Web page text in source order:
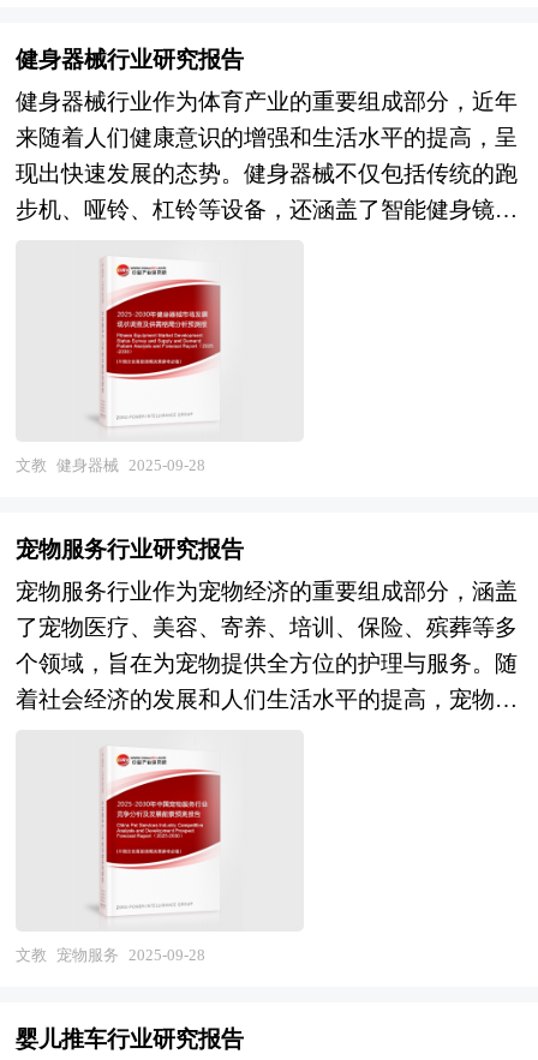
析，是企业进行市场研究工作时不可或缺的重要参
考资料，同时也可作为金融机构进行信贷分析、证
券分析、投资分析等研究工作时的参考依据。
的助手。在形式上，报告以丰富的数据和图表为
话。报告附加了与行业相关的数据、政策法规目
录、主要企业信息及行业的大事记等，为投资者和
业界人士提供了一幅生动的行业全景图。 本研究
咨询报告由中研普华咨询公司领衔撰写，在大量周
密的市场调研基础上，主要依据了国家统计局、国
家商务部、国家发改委、国家经济信息中心、国务
院发展研究中心、国家海关总署、全国商业信息中
心、中国经济景气监测中心、中国行业研究网、全
国及海外相关报刊杂志的基础信息以及智能眼镜行
业研究单位等公布和提供的大量资料。报告对我国
智能眼镜行业的供需状况、发展现状、子行业发展
业的发展现状、如何面对行业的发展挑战、行业的
发展建议、行业竞争力，以及行业的投资分析和趋
势预测等等。报告还综合了智能眼镜行业的整体发
展动态，对行业在产品方面提供了参考建议和具体
解决办法。报告对于智能眼镜产品生产企业、经销
重要的参考价值，对于研究我国智能眼镜行业发展
规律、提高企业的运营效率、促进企业的发展壮大
有学术和实践的双重意义。
健身器械行业研究报告
健身器械行业作为体育产业的重要组成部分，近年
来随着人们健康意识的增强和生活水平的提高，呈
现出快速发展的态势。健身器械不仅包括传统的跑
步机、哑铃、杠铃等设备，还涵盖了智能健身镜、
可穿戴健身设备等新兴产品。这些器械广泛应用于
家庭、健身房、社区中心等多个场景，为人们提供
了多样化的健身选择。目前，中国健身器械行业正
处于转型升级的关键时期，市场需求持续增长，消
费者对健身器械的需求不再局限于基本的锻炼功
能，而是更加注重智能化、个性化和便捷性。技术
进步推动了健身器械的智能化发展，如智能健身设
等，提升了用户的健身体验。同时，随着人们对健
以满足不同年龄、不同健康状况人群的需求。 展
望未来，中国健身器械行业将呈现出智能化、个性
化、多元化的发展趋势。随着科技的不断进步，健
身器械将更加智能化，能够更好地与用户的健康数
据进行交互，提供更加精准的健身方案。同时，健
身器械的设计将更加注重个性化，满足不同用户的
审美和功能需求。此外，健身器械的应用场景也将
更加多元化，从家庭健身到户外健身，从个人健身
到团体健身，健身器械将为人们提供更加丰富的健
身体验。随着人们对健康的重视程度不断提高，健
身器械行业将继续保持良好的发展势头，为人们的
普华咨询公司领衔撰写，在大量周密的市场调研基
文教 健身器械 2025-09-28
宠物服务行业研究报告
宠物服务行业作为宠物经济的重要组成部分，涵盖
了宠物医疗、美容、寄养、培训、保险、殡葬等多
个领域，旨在为宠物提供全方位的护理与服务。随
着社会经济的发展和人们生活水平的提高，宠物在
家庭中的地位日益提升，宠物服务行业也迎来了快
速发展的机遇。目前，中国宠物服务行业正处于快
速发展阶段，市场规模持续扩大，宠物数量的增加
和宠物主人消费能力的提升是推动行业发展的主要
因素。行业呈现出多元化、个性化的发展趋势，宠
物主人对高端化、智能化服务的需求不断增加，特
别是90后、00后年轻宠主对个性化服务的偏好推动
业发展提供了有力支持，智能宠物用品、远程医
文教 宠物服务 2025-09-28
婴儿推车行业研究报告